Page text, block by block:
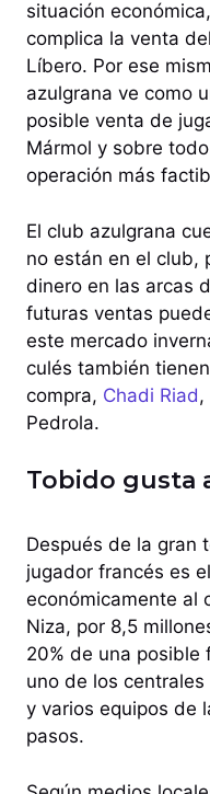
situación
complica la venta
Líbero. Por ese
azulgrana ve como
posible venta de
Mármol y sobre
operación más
El club azulgrana
no están en el club,
dinero en las arcas
futuras ventas
este mercado
culés también
compra, Chadi Riad,
Pedrola.
Tobido gusta
Después de la gran
jugador francés es
económicamente al
Niza, por 8,5
20% de una posible
uno de los
y varios equipos de
pasos.